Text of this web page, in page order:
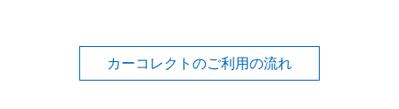
カーコレクトのご利用の流れ